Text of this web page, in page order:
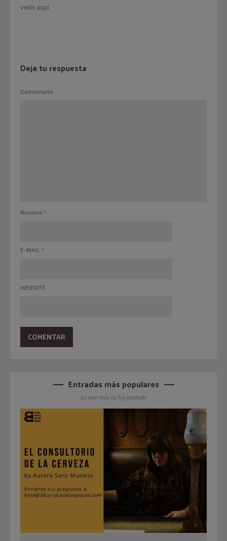
verlo aquí.
Deja tu respuesta
Comentario
Nombre *
E-MAIL *
WEBSITE
Entradas más populares
Lo que más os ha gustado